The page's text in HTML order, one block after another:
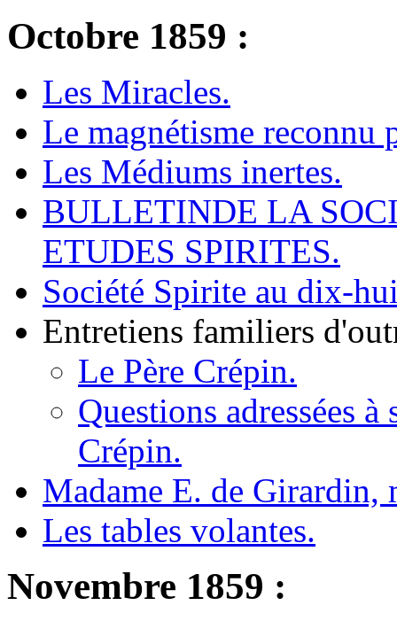
Octobre 1859 :
Les Miracles.
Le magnétisme
Les Médiums inertes.
BULLETINDE LA
ETUDES SPIRITES.
Société Spirite au dix-
Entretiens familiers
Le Père Crépin.
Questions adressées
Crépin.
Madame E. de Girardin,
Les tables volantes.
Novembre 1859 :